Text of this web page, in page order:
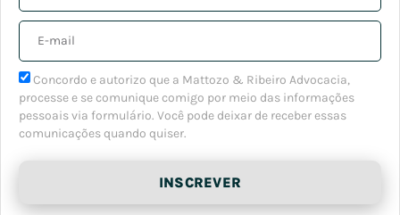
Concordo e autorizo que a Mattozo & Ribeiro Advocacia,
processe e se comunique comigo por meio das informações
pessoais via formulário. Você pode deixar de receber essas
comunicações quando quiser.
INSCREVER